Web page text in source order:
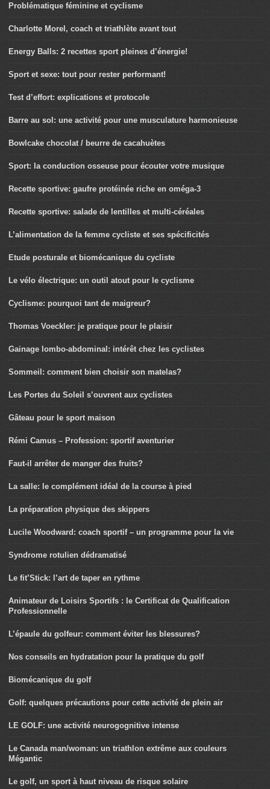
Problématique féminine et cyclisme
Charlotte Morel, coach et triathlète avant tout
Energy Balls: 2 recettes sport pleines d’énergie!
Sport et sexe: tout pour rester performant!
Test d’effort: explications et protocole
Barre au sol: une activité pour une musculature harmonieuse
Bowlcake chocolat / beurre de cacahuètes
Sport: la conduction osseuse pour écouter votre musique
Recette sportive: gaufre protéinée riche en oméga-3
Recette sportive: salade de lentilles et multi-céréales
L’alimentation de la femme cycliste et ses spécificités
Etude posturale et biomécanique du cycliste
Le vélo électrique: un outil atout pour le cyclisme
Cyclisme: pourquoi tant de maigreur?
Thomas Voeckler: je pratique pour le plaisir
Gainage lombo-abdominal: intérêt chez les cyclistes
Sommeil: comment bien choisir son matelas?
Les Portes du Soleil s’ouvrent aux cyclistes
Gâteau pour le sport maison
Rémi Camus – Profession: sportif aventurier
Faut-il arrêter de manger des fruits?
La salle: le complément idéal de la course à pied
La préparation physique des skippers
Lucile Woodward: coach sportif – un programme pour la vie
Syndrome rotulien dédramatisé
Le fit’Stick: l’art de taper en rythme
Animateur de Loisirs Sportifs : le Certificat de Qualification
Professionnelle
L’épaule du golfeur: comment éviter les blessures?
Nos conseils en hydratation pour la pratique du golf
Biomécanique du golf
Golf: quelques précautions pour cette activité de plein air
LE GOLF: une activité neurogognitive intense
Le Canada man/woman: un triathlon extrême aux couleurs
Mégantic
Le golf, un sport à haut niveau de risque solaire